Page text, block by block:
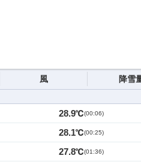
風 降雪
28.9℃(00:06)
28.1℃(00:25)
27.8℃(01:36)